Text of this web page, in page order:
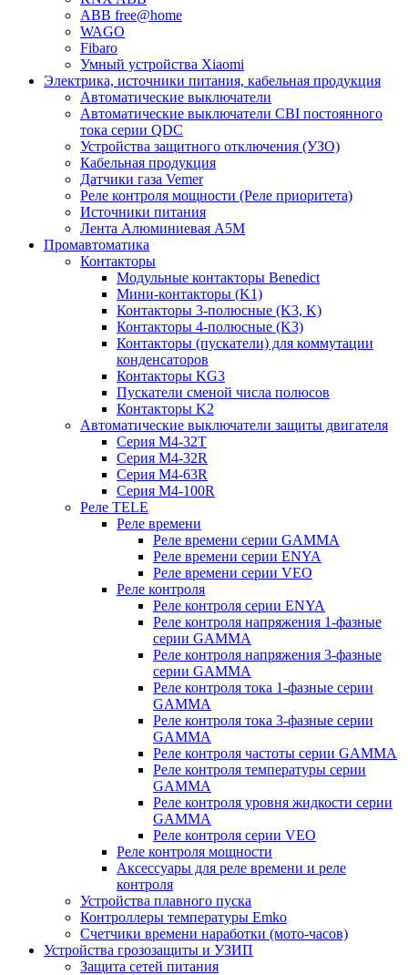
ABB free@home
WAGO
Fibaro
Умный устройства Xiaomi
Электрика, источники питания, кабельная продукция
Автоматические выключатели
Автоматические выключатели CBI постоянного
тока серии QDC
Устройства защитного отключения (УЗО)
Кабельная продукция
Датчики газа Vemer
Реле контроля мощности (Реле приоритета)
Источники питания
Лента Алюминиевая А5М
Промавтоматика
Контакторы
Модульные контакторы Benedict
Мини-контакторы (K1)
Контакторы 3-полюсные (K3, K)
Контакторы 4-полюсные (K3)
Контакторы (пускатели) для коммутации
конденсаторов
Контакторы KG3
Пускатели сменой числа полюсов
Контакторы K2
Автоматические выключатели защиты двигателя
Серия M4-32T
Серия M4-32R
Серия M4-63R
Серия M4-100R
Реле TELE
Реле времени
Реле времени серии GAMMA
Реле времени серии ENYA
Реле времени серии VEO
Реле контроля
Реле контроля серии ENYA
Реле контроля напряжения 1-фазные
серии GAMMA
Реле контроля напряжения 3-фазные
серии GAMMA
Реле контроля тока 1-фазные серии
GAMMA
Реле контроля тока 3-фазные серии
GAMMA
Реле контроля частоты серии GAMMA
Реле контроля температуры серии
GAMMA
Реле контроля уровня жидкости серии
GAMMA
Реле контроля серии VEO
Реле контроля мощности
Аксессуары для реле времени и реле
контроля
Устройства плавного пуска
Контроллеры температуры Emko
Счетчики времени наработки (мото-часов)
Устройства грозозащиты и УЗИП
Защита сетей питания